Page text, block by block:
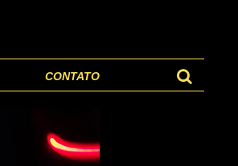
CONTATO